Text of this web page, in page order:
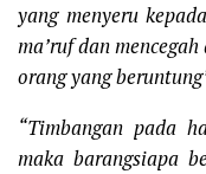
yang menyeru
ma’ruf dan
orang yang
“Timbangan pada
maka barangsiapa